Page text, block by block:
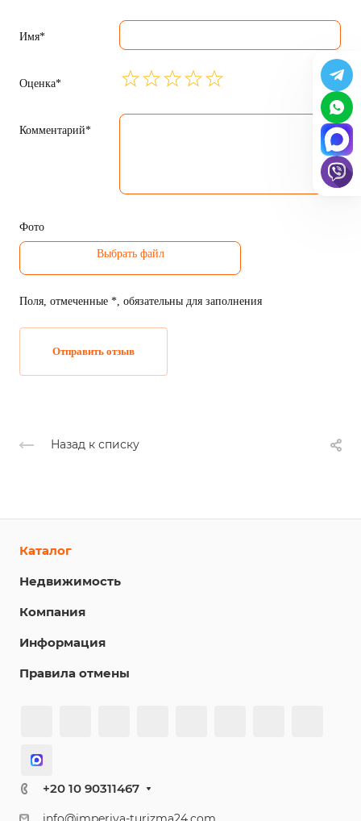
Имя*
Оценка*
Комментарий*
Фото
Поля, отмеченные *, обязательны для заполнения
Отправить отзыв
Назад к списку
Каталог
Недвижимость
Компания
Информация
Правила отмены
+20 10 90311467